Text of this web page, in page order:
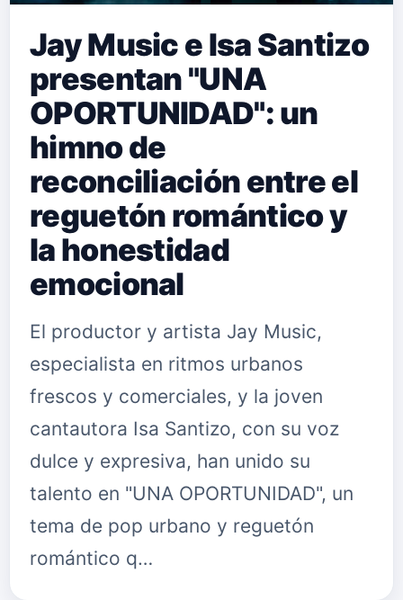
Jay Music e Isa Santizo
presentan "UNA
OPORTUNIDAD": un
himno de
reconciliación entre el
reguetón romántico y
la honestidad
emocional
El productor y artista Jay Music,
especialista en ritmos urbanos
frescos y comerciales, y la joven
cantautora Isa Santizo, con su voz
dulce y expresiva, han unido su
talento en "UNA OPORTUNIDAD", un
tema de pop urbano y reguetón
romántico q…